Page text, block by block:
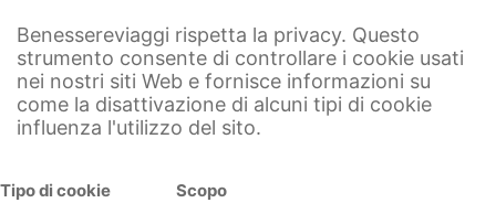
Benessereviaggi rispetta la privacy. Questo
strumento consente di controllare i cookie usati
nei nostri siti Web e fornisce informazioni su
come la disattivazione di alcuni tipi di cookie
influenza l'utilizzo del sito.
Tipo di cookie Scopo